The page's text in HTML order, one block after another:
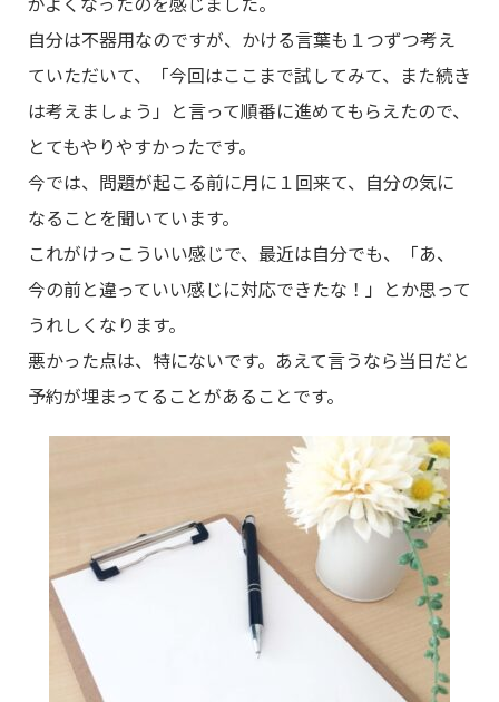
自分は不器用なのですが、かける言葉も１つずつ考え
ていただいて、「今回はここまで試してみて、また続き
は考えましょう」と言って順番に進めてもらえたので、
とてもやりやすかったです。
今では、問題が起こる前に月に１回来て、自分の気に
なることを聞いています。
これがけっこういい感じで、最近は自分でも、「あ、
今の前と違っていい感じに対応できたな！」とか思って
うれしくなります。
悪かった点は、特にないです。あえて言うなら当日だと
予約が埋まってることがあることです。